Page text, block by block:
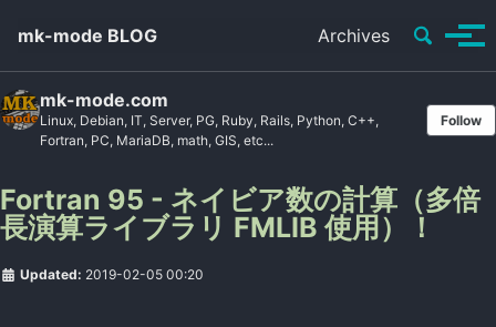
mk-mode BLOG Archives Toggle
mk-mode.com
Linux, Debian, IT, Server, PG, Ruby, Rails, Python, C++,
Fortran, PC, MariaDB, math, GIS, etc...
Follow
Fortran 95 - ネイビア数の計算（多倍
長演算ライブラリ FMLIB 使用）！
Updated: 2019-02-05 00:20